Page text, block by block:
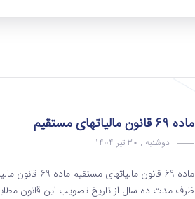
ماده 69 قانون مالیاتهای مستقیم
دوشنبه , 30 تیر 1404
ماده 69
ظرف مدت ده سال از تاریخ تصویب این قانون